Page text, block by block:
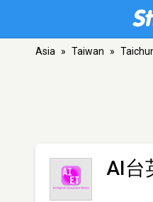
Asia » Taiwan »
AI台